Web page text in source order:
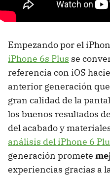
Empezando por el
iPhone 6s Plus se
referencia con iOS
anterior generación
gran calidad de la
los buenos resultados
del acabado y
análisis del iPhone 6
generación promete
experiencias gracias a